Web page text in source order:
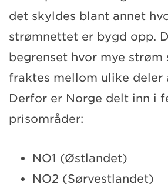
det skyldes blant annet
strømnettet er bygd opp.
begrenset hvor mye strøm
fraktes mellom ulike deler
Derfor er Norge delt inn i
prisområder:
NO1 (Østlandet)
NO2 (Sørvestlandet)